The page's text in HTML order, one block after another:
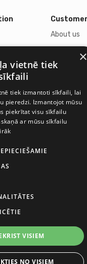
About us
Business
Business
06:00 PM
LV-1045
×
vietnē tiek
tiek izmantoti sīkfaili, lai
pieredzi. Izmantojot mūsu
piekrītat visu sīkfailu
ar mūsu sīkfailu
VISIEM
NO VISIEM